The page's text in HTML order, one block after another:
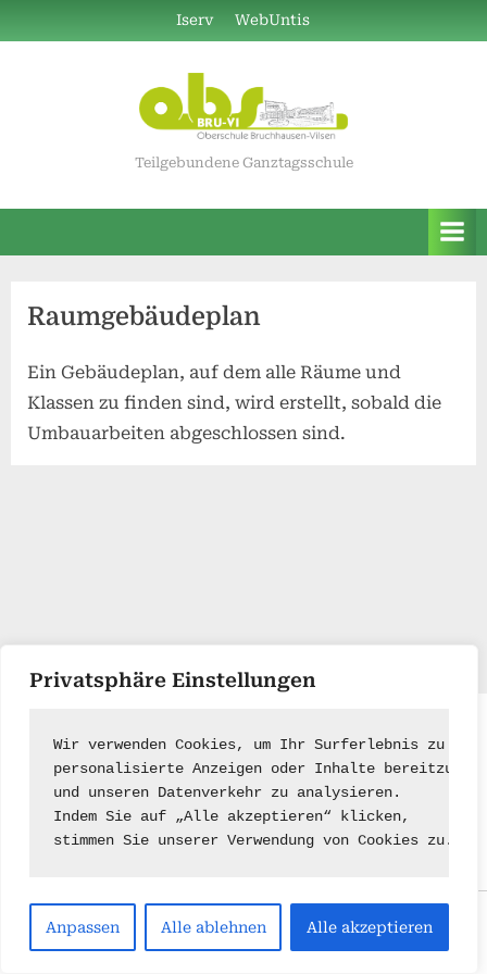
Privatsphäre Einstellungen
Wir verwenden Cookies, um Ihr Surferlebnis zu
personalisierte Anzeigen oder Inhalte
und unseren Datenverkehr zu analysieren.
Indem Sie auf „Alle akzeptieren“ klicken,
stimmen Sie unserer Verwendung von Cookies zu.
Anpassen Alle ablehnen Alle akzeptieren
to
Iserv WebUntis
Teilgebundene Ganztagsschule
Raumgebäudeplan
Ein Gebäudeplan, auf dem alle Räume und
Klassen zu finden sind, wird erstellt, sobald die
Umbauarbeiten abgeschlossen sind.
Impressum Kontakt
Copyright © 2026 .
Powered byPressBook Green WordPress theme